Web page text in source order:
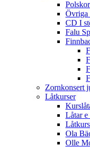
Polskor
Övriga
CD I
Falu
Zornkonsert
Låtkurser
Låtar
Ola
Olle